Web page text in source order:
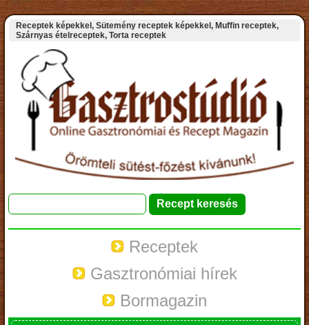
Receptek képekkel, Sütemény receptek képekkel, Muffin receptek,
Szárnyas ételreceptek, Torta receptek
Receptek
Gasztronómiai hírek
Bormagazin